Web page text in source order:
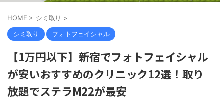
HOME > シミ取り >
シミ取り フォトフェイシャル
【1万円以下】新宿でフォトフェイシャル
が安いおすすめのクリニック12選！取り
放題でステラM22が最安